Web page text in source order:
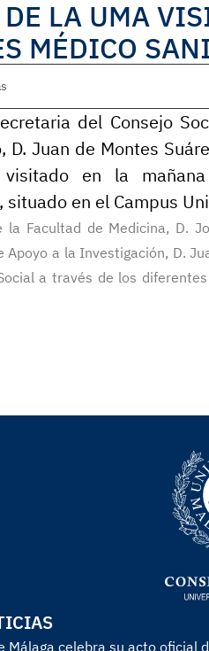
LA UMA
MÉDICO
del Consejo
D. Juan de Montes
visitado en la
en el Campus
Facultad de Medicina, D.
a la Investigación, D.
a través de los
Málaga celebra su acto oficial